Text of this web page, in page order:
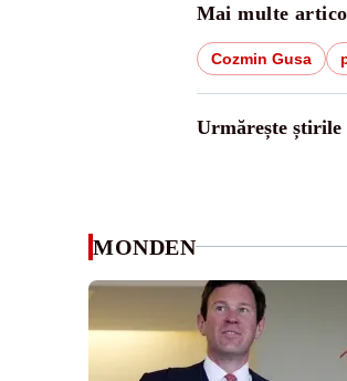
Mai multe
Cozmin Gusa
Urmărește știrile
MONDEN